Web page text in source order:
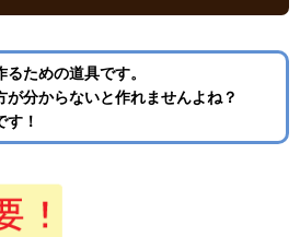
ための道具です。
分からないと作れませんよね？
！